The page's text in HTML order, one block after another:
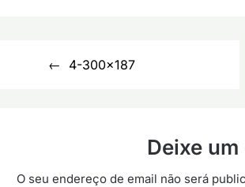
4-300×187
Deixe
O seu endereço de email não será